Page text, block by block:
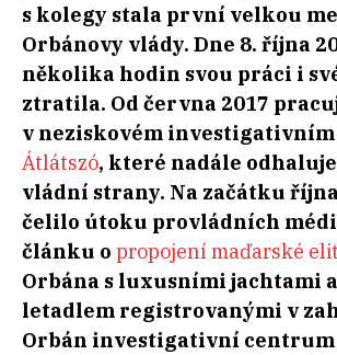
s kolegy stala první velkou
Orbánovy vlády. Dne 8. října
několika hodin svou práci i
ztratila. Od června 2017
v neziskovém
Átlátszó, které nadále
vládní strany. Na začátku
čelilo útoku provládních
článku o propojení maďarské
Orbána s luxusními jachtami
letadlem registrovanými v
Orbán investigativní centrum